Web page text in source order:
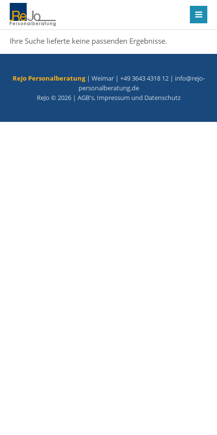
Ihre Suche lieferte keine passenden Ergebnisse.
ReJo Personalberatung| Weimar | +49 3643 4318 12 | info@rejo-
personalberatung.de
ReJo © 2026 | AGB's, Impressum und Datenschutz